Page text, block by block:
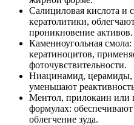
Салициловая кислота и
кератолитики,
проникновение активов.
Каменноугольная
кератиноцитов,
фоточувствительности.
Ниацинамид, церамиды,
уменьшают
Ментол, прилокаин или
формулах:
облегчение зуда.